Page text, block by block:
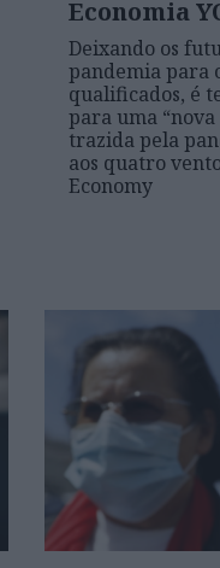
Economia
Deixando os
pandemia para
qualificados, é
para uma
trazida pela
aos quatro
Economy